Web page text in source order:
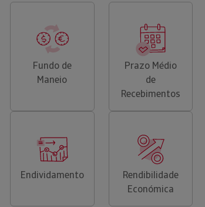
Fundo de
Maneio
Prazo Médio
de
Recebimentos
Endividamento
Rendibilidade
Económica